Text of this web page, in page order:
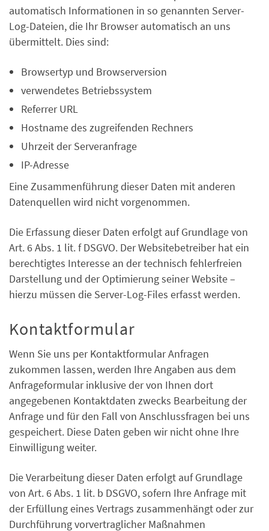
automatisch Informationen in so genannten Server-
Log-Dateien, die Ihr Browser automatisch an uns
übermittelt. Dies sind:
Browsertyp und Browserversion
verwendetes Betriebssystem
Referrer URL
Hostname des zugreifenden Rechners
Uhrzeit der Serveranfrage
IP-Adresse
Eine Zusammenführung dieser Daten mit anderen
Datenquellen wird nicht vorgenommen.
Die Erfassung dieser Daten erfolgt auf Grundlage von
Art. 6 Abs. 1 lit. f DSGVO. Der Websitebetreiber hat ein
berechtigtes Interesse an der technisch fehlerfreien
Darstellung und der Optimierung seiner Website –
hierzu müssen die Server-Log-Files erfasst werden.
Kontaktformular
Wenn Sie uns per Kontaktformular Anfragen
zukommen lassen, werden Ihre Angaben aus dem
Anfrageformular inklusive der von Ihnen dort
angegebenen Kontaktdaten zwecks Bearbeitung der
Anfrage und für den Fall von Anschlussfragen bei uns
gespeichert. Diese Daten geben wir nicht ohne Ihre
Einwilligung weiter.
Die Verarbeitung dieser Daten erfolgt auf Grundlage
von Art. 6 Abs. 1 lit. b DSGVO, sofern Ihre Anfrage mit
der Erfüllung eines Vertrags zusammenhängt oder zur
Durchführung vorvertraglicher Maßnahmen